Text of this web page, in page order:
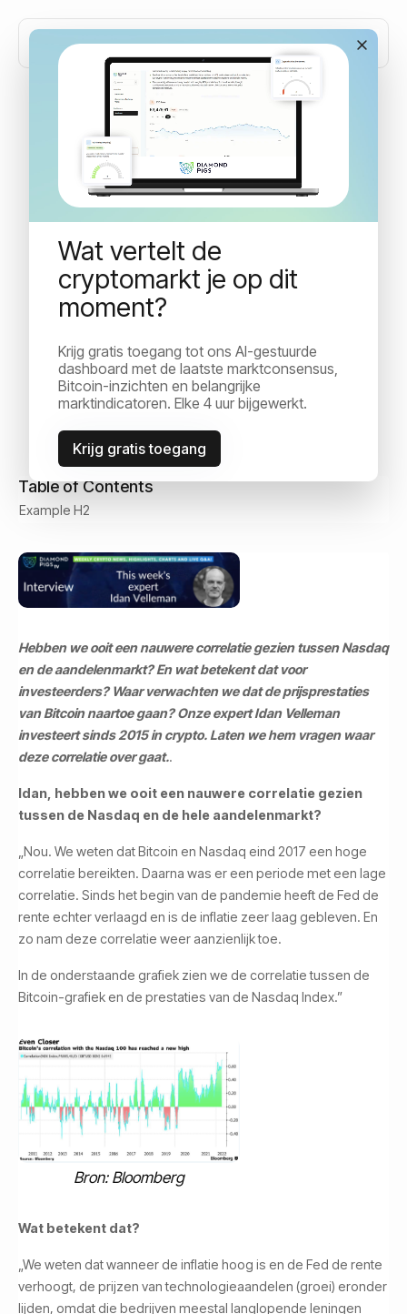
Wat vertelt de
cryptomarkt je op dit
moment?
Krijg gratis toegang tot ons AI-gestuurde
dashboard met de laatste marktconsensus,
Bitcoin-inzichten en belangrijke
marktindicatoren. Elke 4 uur bijgewerkt.
Krijg gratis toegang
De correlatie tussen de
aandelenmarkt en Bitcoin
Hebben we ooit een nauwere correlatie gezien tussen
Nasdaq en de aandelenmarkt? En wat betekent dat
voor investeerders? Waar voorzien we de...
Idan Velleman
Customer Success
May 1, 2022
Read Time: 8min
Table of Contents
Example H2
Hebben we ooit een nauwere correlatie gezien tussen Nasdaq
en de aandelenmarkt? En wat betekent dat voor
investeerders? Waar verwachten we dat de prijsprestaties
van Bitcoin naartoe gaan? Onze expert Idan Velleman
investeert sinds 2015 in crypto. Laten we hem vragen waar
deze correlatie over gaat..
Idan, hebben we ooit een nauwere correlatie gezien
tussen de Nasdaq en de hele aandelenmarkt?
„Nou. We weten dat Bitcoin en Nasdaq eind 2017 een hoge
correlatie bereikten. Daarna was er een periode met een lage
correlatie. Sinds het begin van de pandemie heeft de Fed de
rente echter verlaagd en is de inflatie zeer laag gebleven. En
zo nam deze correlatie weer aanzienlijk toe.
In de onderstaande grafiek zien we de correlatie tussen de
Bitcoin-grafiek en de prestaties van de Nasdaq Index.”
Bron: Bloomberg
Wat betekent dat?
„We weten dat wanneer de inflatie hoog is en de Fed de rente
verhoogt, de prijzen van technologieaandelen (groei) eronder
lijden, omdat die bedrijven meestal langlopende leningen